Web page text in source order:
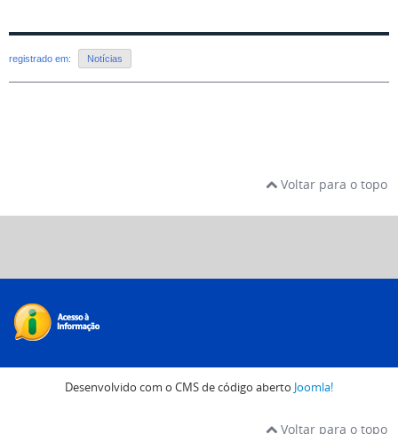
registrado em: Notícias
Voltar para o topo
Desenvolvido com o CMS de código aberto Joomla!
Voltar para o topo